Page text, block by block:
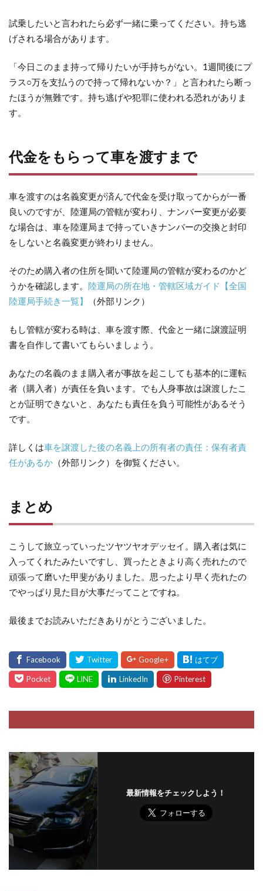
試乗したいと言われたら必ず一緒に乗ってください。持ち逃
げされる場合があります。
「今日このまま持って帰りたいが手持ちがない。1週間後にプ
ラス○万を支払うので持って帰れないか？」と言われたら断っ
たほうが無難です。持ち逃げや犯罪に使われる恐れがありま
す。
代金をもらって車を渡すまで
車を渡すのは名義変更が済んで代金を受け取ってからが一番
良いのですが、陸運局の管轄が変わり、ナンバー変更が必要
な場合は、車を陸運局まで持っていきナンバーの交換と封印
をしないと名義変更が終わりません。
そのため購入者の住所を聞いて陸運局の管轄が変わるのかど
うかを確認します。 陸運局の所在地・管轄区域ガイド【全国
陸運局手続き一覧】
（外部リンク）
もし管轄が変わる時は、車を渡す際、代金と一緒に譲渡証明
書を自作して書いてもらいましょう。
あなたの名義のまま購入者が事故を起こしても基本的に運転
者（購入者）が責任を負います。でも人身事故は譲渡したこ
とが証明できないと、あなたも責任を負う可能性があるそう
です。
詳しくは車を譲渡した後の名義上の所有者の責任：保有者責
任があるか （外部リンク）を御覧ください。
まとめ
こうして旅立っていったツヤツヤオデッセイ。購入者は気に
入ってくれたみたいですし、買ったときより高く売れたので
頑張って磨いた甲斐がありました。思ったより早く売れたの
でやっぱり見た目が大事だってことですね。
最後までお読みいただきありがとうございました。
最新情報をチェックしよう！